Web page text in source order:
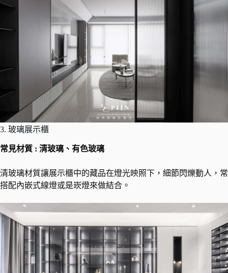
3. 玻璃展示櫃
常見材質 : 清玻璃、有色玻璃
清玻璃材質讓展示櫃中的藏品在燈光映照下，細節閃爍動人，常
搭配內嵌式線燈或是崁燈來做結合。